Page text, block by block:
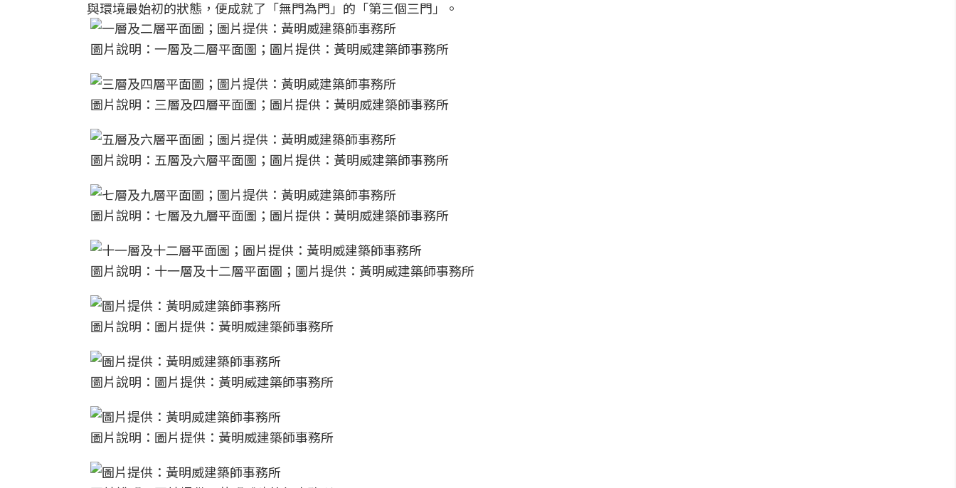
與環境最始初的狀態，便成就了「無門為門」的「第三個三門」。
圖片說明：一層及二層平面圖；圖片提供：黃明威建築師事務所
圖片說明：三層及四層平面圖；圖片提供：黃明威建築師事務所
圖片說明：五層及六層平面圖；圖片提供：黃明威建築師事務所
圖片說明：七層及九層平面圖；圖片提供：黃明威建築師事務所
圖片說明：十一層及十二層平面圖；圖片提供：黃明威建築師事務所
圖片說明：圖片提供：黃明威建築師事務所
圖片說明：圖片提供：黃明威建築師事務所
圖片說明：圖片提供：黃明威建築師事務所